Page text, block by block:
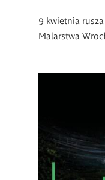
9 kwietnia
Malarstwa